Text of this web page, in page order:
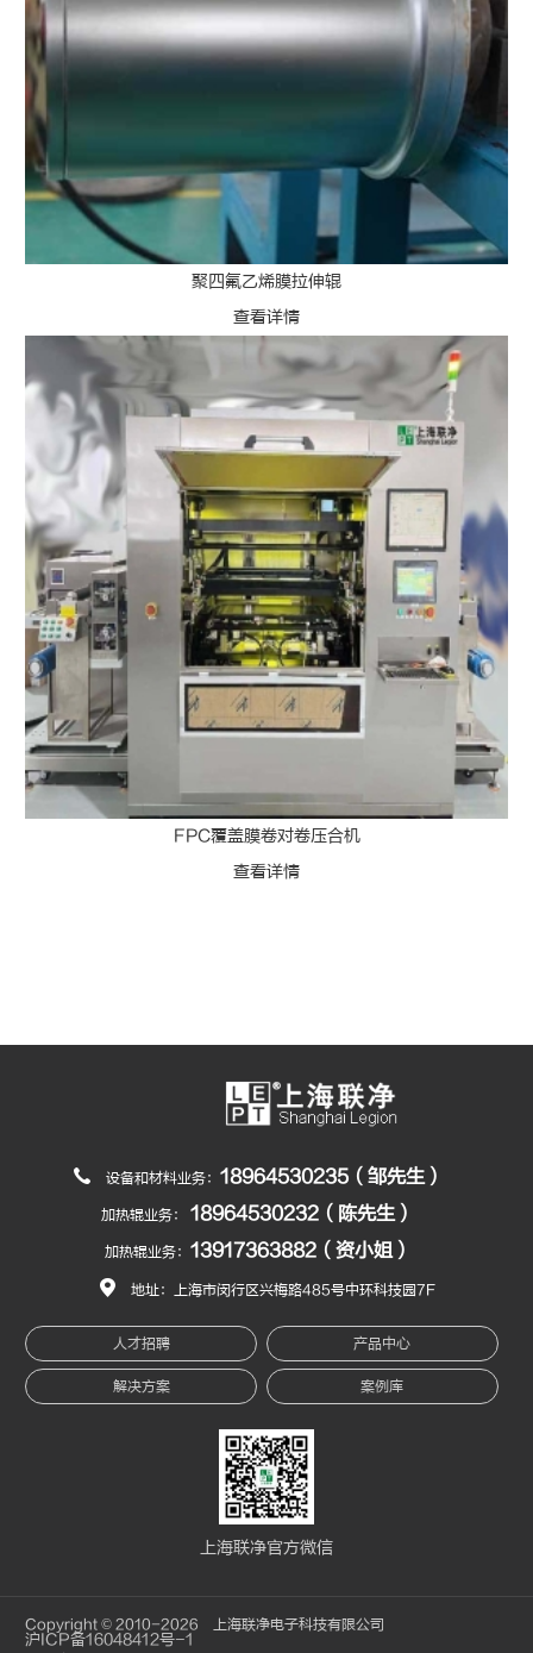
聚四氟乙烯膜拉伸辊
查看详情
FPC覆盖膜卷对卷压合机
查看详情
设备和材料业务： 18964530235（邹先生）
加热辊业务： 18964530232（陈先生）
加热辊业务： 13917363882（资小姐）
地址：上海市闵行区兴梅路485号中环科技园7F
人才招聘 产品中心
解决方案 案例库
上海联净官方微信
Copyright © 2010-2026 上海联净电子科技有限公司
沪ICP备16048412号-1